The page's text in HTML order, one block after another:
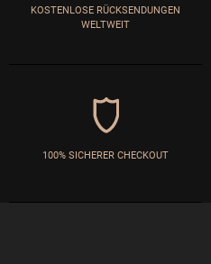
KOSTENLOSE RÜCKSENDUNGEN
WELTWEIT
100% SICHERER CHECKOUT